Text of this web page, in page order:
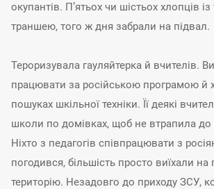
окупантів. П’ятьох чи шістьох хлопців
траншею, того ж дня забрали на підвал.
Тероризувала гауляйтерка й вчителів.
працювати за російською програмою й
пошуках шкільної техніки. Її деякі
школи по домівках, щоб не втрапила до
Ніхто з педагогів співпрацювати з
погодився, більшість просто виїхали на
територію. Незадовго до приходу ЗСУ,